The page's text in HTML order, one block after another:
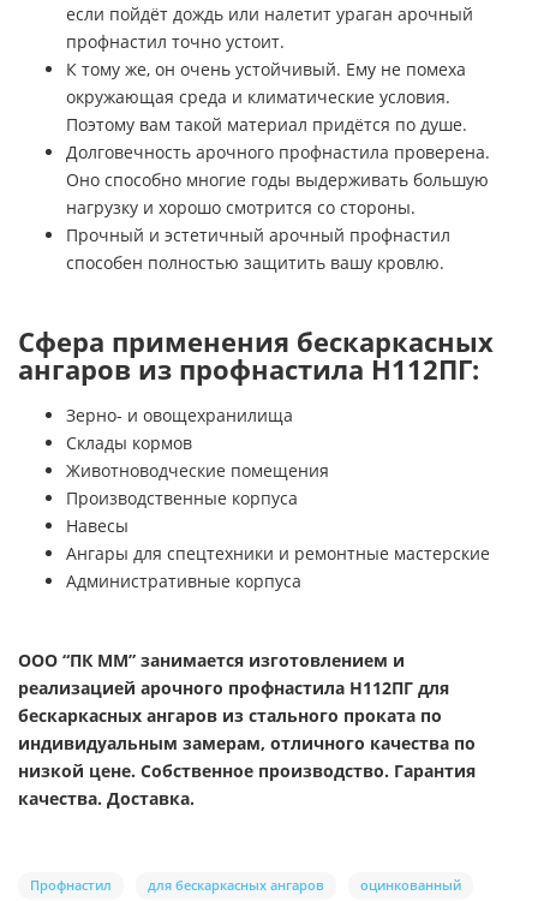
если пойдёт дождь или налетит ураган арочный
профнастил точно устоит.
К тому же, он очень устойчивый. Ему не помеха
окружающая среда и климатические условия.
Поэтому вам такой материал придётся по душе.
Долговечность арочного профнастила проверена.
Оно способно многие годы выдерживать большую
нагрузку и хорошо смотрится со стороны.
Прочный и эстетичный арочный профнастил
способен полностью защитить вашу кровлю.
Сфера применения бескаркасных
ангаров из профнастила Н112ПГ:
Зерно- и овощехранилища
Склады кормов
Животноводческие помещения
Производственные корпуса
Навесы
Ангары для спецтехники и ремонтные мастерские
Административные корпуса
ООО “ПК ММ” занимается изготовлением и
реализацией арочного профнастила Н112ПГ для
бескаркасных ангаров из стального проката по
индивидуальным замерам, отличного качества по
низкой цене. Собственное производство. Гарантия
качества. Доставка.
Профнастил для бескаркасных ангаров оцинкованный